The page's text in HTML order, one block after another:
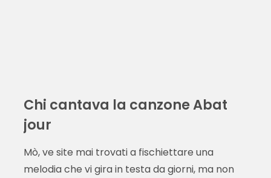
Chi cantava la canzone Abat
jour
Mò, ve site mai trovati a fischiettare una
melodia che vi gira in testa da giorni, ma non